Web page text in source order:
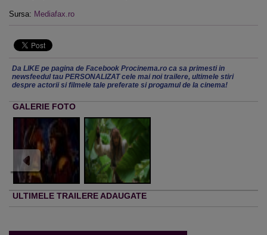
Sursa: Mediafax.ro
Da LIKE pe pagina de Facebook Procinema.ro ca sa primesti in
newsfeedul tau PERSONALIZAT cele mai noi trailere, ultimele stiri
despre actorii si filmele tale preferate si progamul de la cinema!
GALERIE FOTO
ULTIMELE TRAILERE ADAUGATE